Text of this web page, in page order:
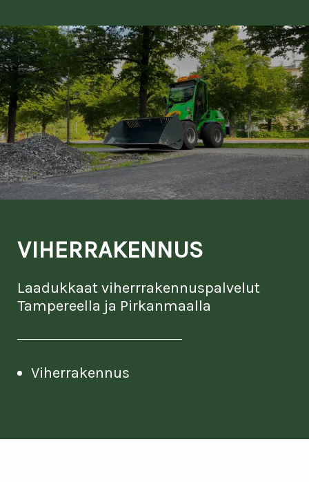
VIHERRAKENNUS
Laadukkaat viherrrakennuspalvelut
Tampereella ja Pirkanmaalla
Viherrakennus